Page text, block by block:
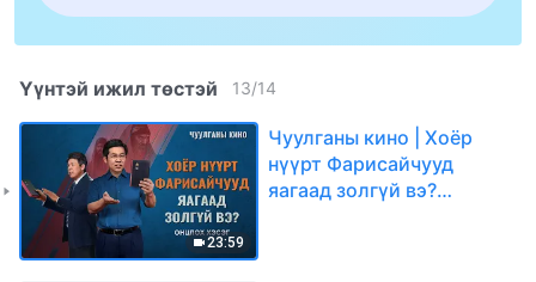
Үүнтэй ижил төстэй 13/14
23:59
Чуулганы кино | Хоёр
нүүрт Фарисайчууд
яагаад золгүй вэ?